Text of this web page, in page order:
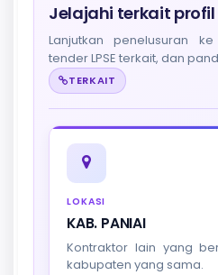
Jelajahi terkait profil
Lanjutkan penelusuran
tender LPSE terkait, dan
TERKAIT
LOKASI
KAB. PANIAI
Kontraktor lain yang
kabupaten yang sama.